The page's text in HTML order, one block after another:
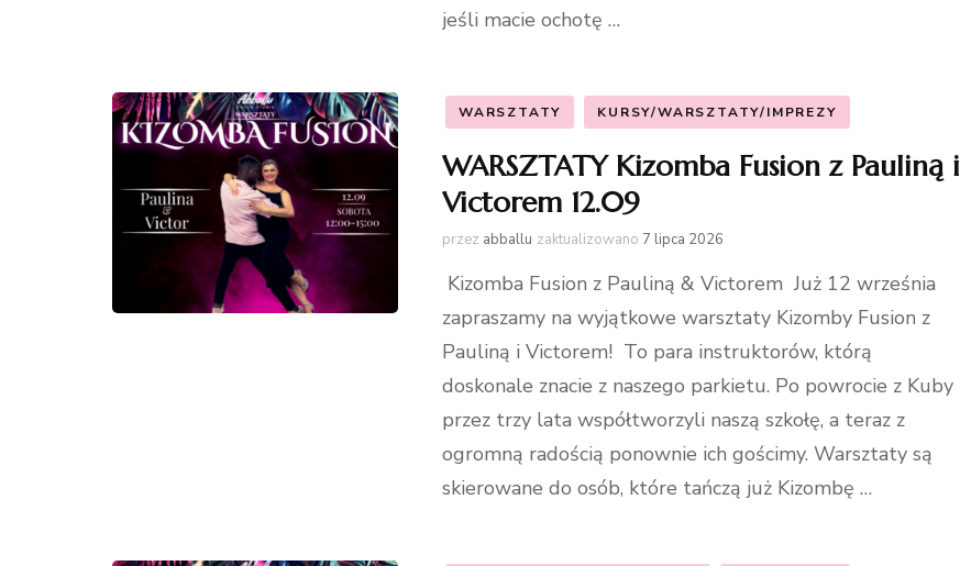
jeśli macie ochotę …
WARSZTATY KURSY/WARSZTATY/IMPREZY
WARSZTATY Kizomba Fusion z Pauliną i
Victorem 12.09
przez abballu zaktualizowano 7 lipca 2026
Kizomba Fusion z Pauliną & Victorem Już 12 września
zapraszamy na wyjątkowe warsztaty Kizomby Fusion z
Pauliną i Victorem! To para instruktorów, którą
doskonale znacie z naszego parkietu. Po powrocie z Kuby
przez trzy lata współtworzyli naszą szkołę, a teraz z
ogromną radością ponownie ich gościmy. Warsztaty są
skierowane do osób, które tańczą już Kizombę …